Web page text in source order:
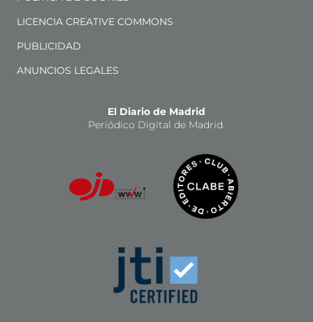
LICENCIA CREATIVE COMMONS
PUBLICIDAD
ANUNCIOS LEGALES
El Diario de Madrid
Periódico Digital de Madrid.